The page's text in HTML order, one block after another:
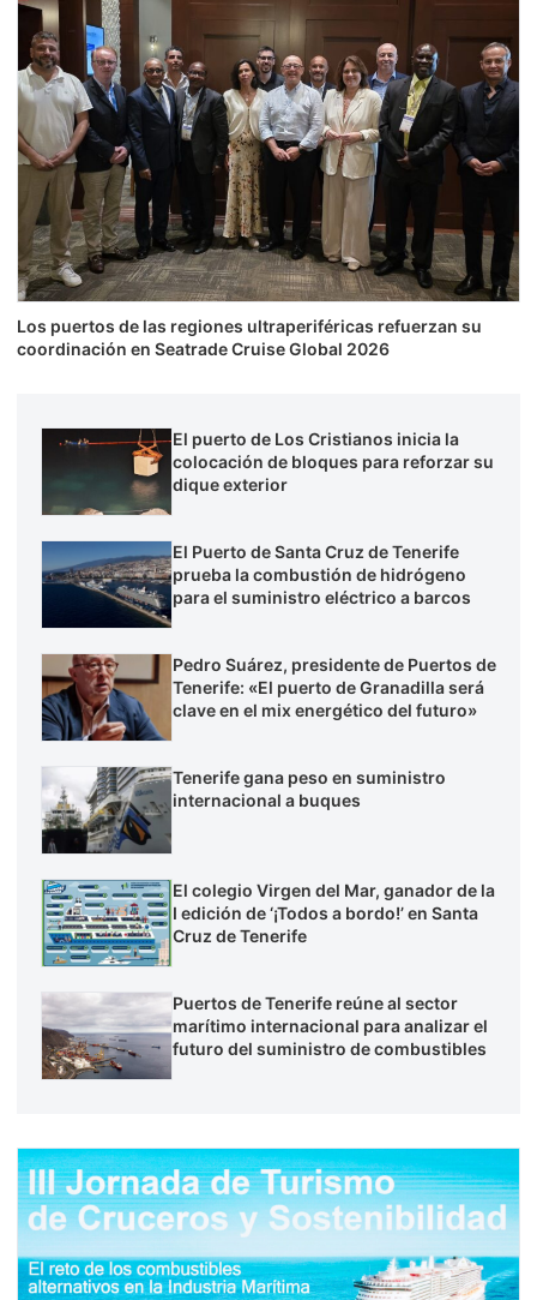
Los puertos de las regiones ultraperiféricas refuerzan su
coordinación en Seatrade Cruise Global 2026
El puerto de Los Cristianos inicia la
colocación de bloques para reforzar su
dique exterior
El Puerto de Santa Cruz de Tenerife
prueba la combustión de hidrógeno
para el suministro eléctrico a barcos
Pedro Suárez, presidente de Puertos de
Tenerife: «El puerto de Granadilla será
clave en el mix energético del futuro»
Tenerife gana peso en suministro
internacional a buques
El colegio Virgen del Mar, ganador de la
I edición de ‘¡Todos a bordo!’ en Santa
Cruz de Tenerife
Puertos de Tenerife reúne al sector
marítimo internacional para analizar el
futuro del suministro de combustibles